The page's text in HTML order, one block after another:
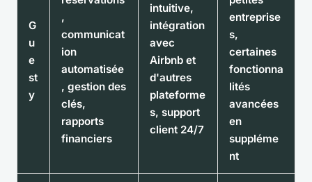
G
u
e
st
y
,
communicat
ion
automatisée
, gestion des
clés,
rapports
financiers
intuitive,
intégration
avec
Airbnb et
d'autres
plateforme
s, support
client 24/7
entreprise
s,
certaines
fonctionna
lités
avancées
en
suppléme
nt